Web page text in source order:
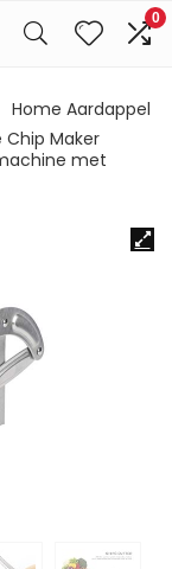
0
Home Aardappel
Chip Maker
met